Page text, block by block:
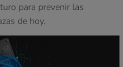
para prevenir las
de hoy.